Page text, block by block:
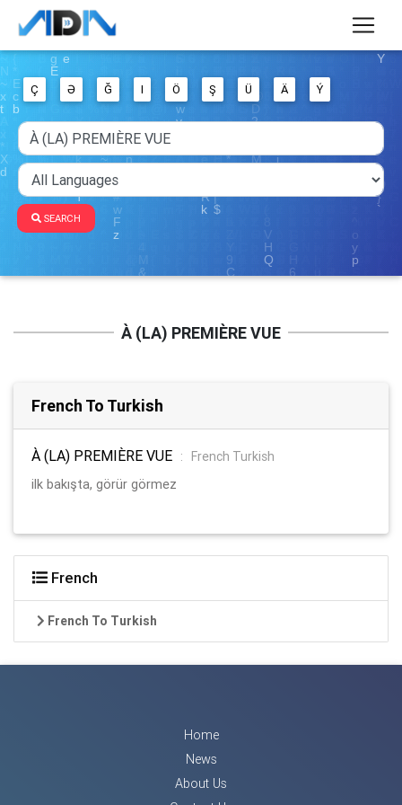
Ç Ə Ğ I Ö Ş Ü Ä Ý
SEARCH
À (LA) PREMIÈRE VUE
French To Turkish
À (LA) PREMIÈRE VUE :
French Turkish
ilk bakışta, görür görmez
French
French To Turkish
Home
News
About Us